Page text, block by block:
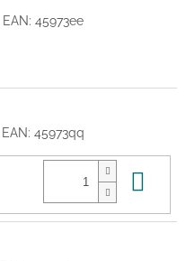
EAN: 45973ee
EAN: 45973qq